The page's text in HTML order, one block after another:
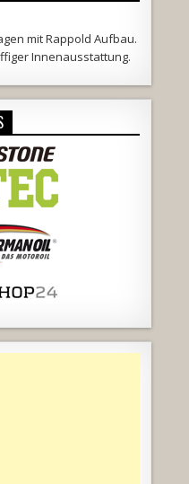
mit Rappold Aufbau.
Innenausstattung.